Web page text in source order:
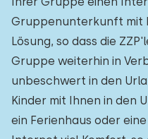
Gruppenunterkunft mit
Lösung, so dass die
Gruppe weiterhin in
unbeschwert in den
Kinder mit Ihnen in den
ein Ferienhaus oder